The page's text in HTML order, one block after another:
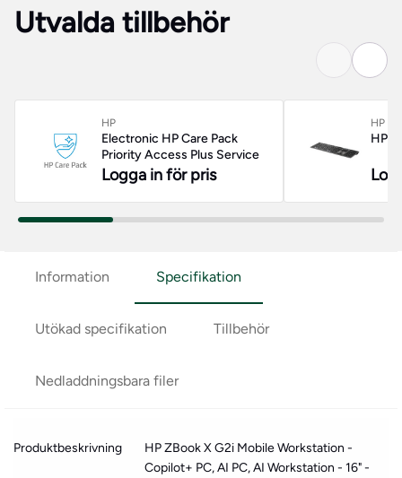
Utvalda tillbehör
HP
Electronic HP Care Pack
Priority Access Plus Service
Logga in för pris
HP
HP
Information Specifikation
Utökad specifikation Tillbehör
Nedladdningsbara filer
Produktbeskrivning
HP ZBook X G2i Mobile Workstation -
Copilot+ PC, AI PC, AI Workstation - 16" -